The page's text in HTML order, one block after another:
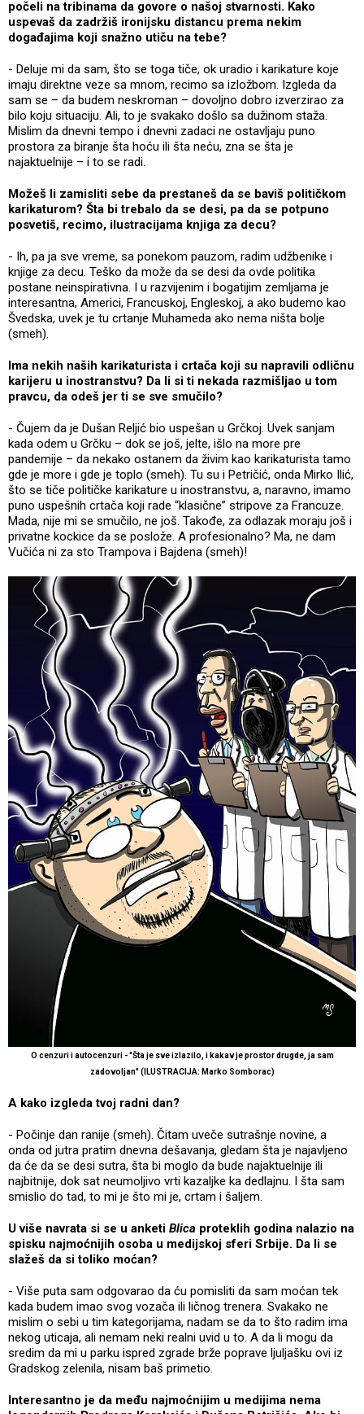
počeli na tribinama da govore o našoj stvarnosti. Kako
uspevaš da zadržiš ironijsku distancu prema nekim
događajima koji snažno utiču na tebe?
- Deluje mi da sam, što se toga tiče, ok uradio i karikature koje
imaju direktne veze sa mnom, recimo sa izložbom. Izgleda da
sam se – da budem neskroman – dovoljno dobro izverzirao za
bilo koju situaciju. Ali, to je svakako došlo sa dužinom staža.
Mislim da dnevni tempo i dnevni zadaci ne ostavljaju puno
prostora za biranje šta hoću ili šta neću, zna se šta je
najaktuelnije – i to se radi.
Možeš li zamisliti sebe da prestaneš da se baviš političkom
karikaturom? Šta bi trebalo da se desi, pa da se potpuno
posvetiš, recimo, ilustracijama knjiga za decu?
- Ih, pa ja sve vreme, sa ponekom pauzom, radim udžbenike i
knjige za decu. Teško da može da se desi da ovde politika
postane neinspirativna. I u razvijenim i bogatijim zemljama je
interesantna, Americi, Francuskoj, Engleskoj, a ako budemo kao
Švedska, uvek je tu crtanje Muhameda ako nema ništa bolje
(smeh).
Ima nekih naših karikaturista i crtača koji su napravili odličnu
karijeru u inostranstvu? Da li si ti nekada razmišljao u tom
pravcu, da odeš jer ti se sve smučilo?
- Čujem da je Dušan Reljić bio uspešan u Grčkoj. Uvek sanjam
kada odem u Grčku – dok se još, jelte, išlo na more pre
pandemije – da nekako ostanem da živim kao karikaturista tamo
gde je more i gde je toplo (smeh). Tu su i Petričić, onda Mirko Ilić,
što se tiče političke karikature u inostranstvu, a, naravno, imamo
puno uspešnih crtača koji rade “klasične” stripove za Francuze.
Mada, nije mi se smučilo, ne još. Takođe, za odlazak moraju još i
privatne kockice da se poslože. A profesionalno? Ma, ne dam
Vučića ni za sto Trampova i Bajdena (smeh)!
O cenzuri i autocenzuri - "Šta je sve izlazilo, i kakav je prostor drugde, ja sam
zadovoljan" (ILUSTRACIJA: Marko Somborac)
A kako izgleda tvoj radni dan?
- Počinje dan ranije (smeh). Čitam uveče sutrašnje novine, a
onda od jutra pratim dnevna dešavanja, gledam šta je najavljeno
da će da se desi sutra, šta bi moglo da bude najaktuelnije ili
najbitnije, dok sat neumoljivo vrti kazaljke ka dedlajnu. I šta sam
smislio do tad, to mi je što mi je, crtam i šaljem.
U više navrata si se u anketi Blica proteklih godina nalazio na
spisku najmoćnijih osoba u medijskoj sferi Srbije. Da li se
slažeš da si toliko moćan?
- Više puta sam odgovarao da ću pomisliti da sam moćan tek
kada budem imao svog vozača ili ličnog trenera. Svakako ne
mislim o sebi u tim kategorijama, nadam se da to što radim ima
nekog uticaja, ali nemam neki realni uvid u to. A da li mogu da
sredim da mi u parku ispred zgrade brže poprave ljuljašku ovi iz
Gradskog zelenila, nisam baš primetio.
Interesantno je da među najmoćnijim u medijima nema